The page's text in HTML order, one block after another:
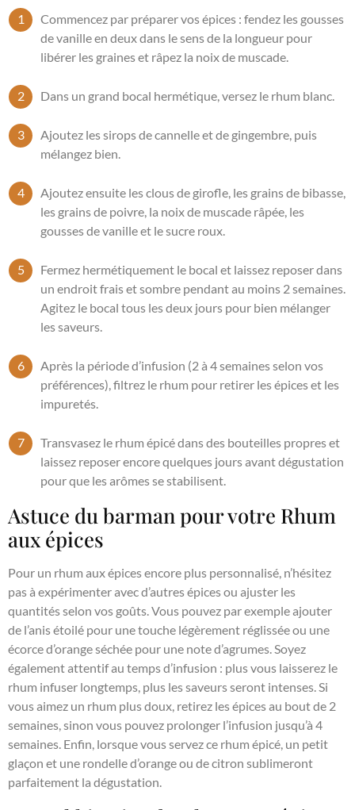
Commencez par préparer vos épices : fendez les gousses
de vanille en deux dans le sens de la longueur pour
libérer les graines et râpez la noix de muscade.
Dans un grand bocal hermétique, versez le rhum blanc.
Ajoutez les sirops de cannelle et de gingembre, puis
mélangez bien.
Ajoutez ensuite les clous de girofle, les grains de bibasse,
les grains de poivre, la noix de muscade râpée, les
gousses de vanille et le sucre roux.
Fermez hermétiquement le bocal et laissez reposer dans
un endroit frais et sombre pendant au moins 2 semaines.
Agitez le bocal tous les deux jours pour bien mélanger
les saveurs.
Après la période d’infusion (2 à 4 semaines selon vos
préférences), filtrez le rhum pour retirer les épices et les
impuretés.
Transvasez le rhum épicé dans des bouteilles propres et
laissez reposer encore quelques jours avant dégustation
pour que les arômes se stabilisent.
Astuce du barman pour votre Rhum
aux épices
Pour un rhum aux épices encore plus personnalisé, n’hésitez
pas à expérimenter avec d’autres épices ou ajuster les
quantités selon vos goûts. Vous pouvez par exemple ajouter
de l’anis étoilé pour une touche légèrement réglissée ou une
écorce d’orange séchée pour une note d’agrumes. Soyez
également attentif au temps d’infusion : plus vous laisserez le
rhum infuser longtemps, plus les saveurs seront intenses. Si
vous aimez un rhum plus doux, retirez les épices au bout de 2
semaines, sinon vous pouvez prolonger l’infusion jusqu’à 4
semaines. Enfin, lorsque vous servez ce rhum épicé, un petit
glaçon et une rondelle d’orange ou de citron sublimeront
parfaitement la dégustation.